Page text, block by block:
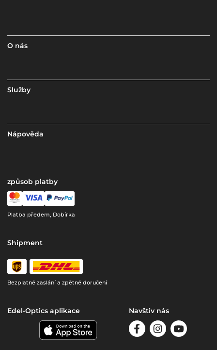
O nás
Služby
Nápověda
způsob platby
Platba předem, Dobírka
Shipment
Bezplatné zaslání a zpětné doručení
Edel-Optics aplikace Navštiv nás